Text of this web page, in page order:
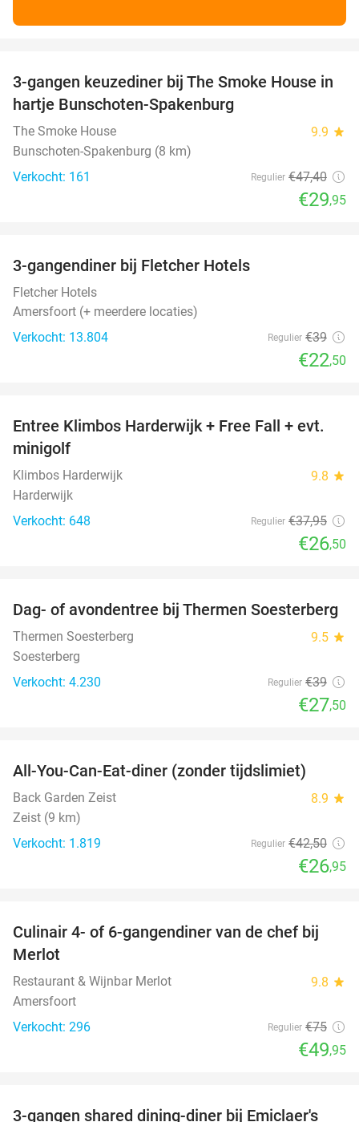
37%
3-gangen keuzediner bij The Smoke House in
hartje Bunschoten-Spakenburg
The Smoke House 9.9 star
Bunschoten-Spakenburg (8 km)
Verkocht: 161
Regulier €47,40
€29,95
3-gangendiner bij Fletcher Hotels
Fletcher Hotels
Amersfoort (+ meerdere locaties)
Verkocht: 13.804
Regulier €39
€22,50
30%
Entree Klimbos Harderwijk + Free Fall + evt.
minigolf
Klimbos Harderwijk 9.8 star
Harderwijk
Verkocht: 648
Regulier €37,95
€26,50
29%
Dag- of avondentree bij Thermen Soesterberg
Thermen Soesterberg 9.5 star
Soesterberg
Verkocht: 4.230
Regulier €39
€27,50
All-You-Can-Eat-diner (zonder tijdslimiet)
Back Garden Zeist 8.9 star
Zeist (9 km)
Verkocht: 1.819
Regulier €42,50
€26,95
33%
Culinair 4- of 6-gangendiner van de chef bij
Merlot
Restaurant & Wijnbar Merlot 9.8 star
Amersfoort
Verkocht: 296
Regulier €75
€49,95
3-gangen shared dining-diner bij Emiclaer's